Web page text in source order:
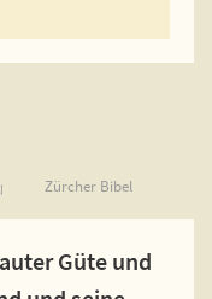
Zürcher Bibel
Güte und